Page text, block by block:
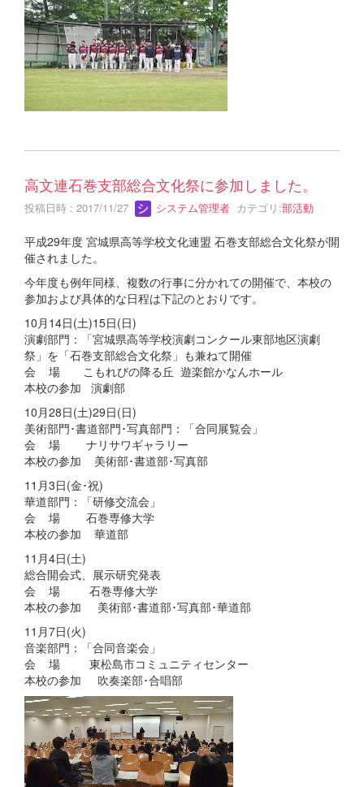
高文連石巻支部総合文化祭に参加しました。
投稿日時 : 2017/11/27 システム管理者 カテゴリ:部活動
平成29年度 宮城県高等学校文化連盟 石巻支部総合文化祭が開
催されました。
今年度も例年同様、複数の行事に分かれての開催で、本校の
参加および具体的な日程は下記のとおりです。
10月14日(土)15日(日)
演劇部門：「宮城県高等学校演劇コンクール東部地区演劇
祭」を「石巻支部総合文化祭」も兼ねて開催
会 場 こもれびの降る丘 遊楽館かなんホール
本校の参加 演劇部
10月28日(土)29日(日)
美術部門･書道部門･写真部門：「合同展覧会」
会 場 ナリサワギャラリー
本校の参加 美術部･書道部･写真部
11月3日(金･祝)
華道部門：「研修交流会」
会 場 石巻専修大学
本校の参加 華道部
11月4日(土)
総合開会式、展示研究発表
会 場 石巻専修大学
本校の参加 美術部･書道部･写真部･華道部
11月7日(火)
音楽部門：「合同音楽会」
会 場 東松島市コミュニティセンター
本校の参加 吹奏楽部･合唱部